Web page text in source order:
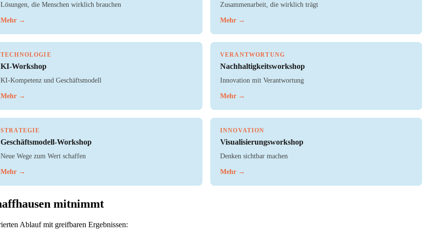
Lösungen, die Menschen wirklich brauchen
Mehr →
Zusammenarbeit, die wirklich trägt
Mehr →
TECHNOLOGIE
KI-Workshop
KI-Kompetenz und Geschäftsmodell
Mehr →
VERANTWORTUNG
Nachhaltigkeitsworkshop
Innovation mit Verantwortung
Mehr →
STRATEGIE
Geschäftsmodell-Workshop
Neue Wege zum Wert schaffen
Mehr →
INNOVATION
Visualisierungsworkshop
Denken sichtbar machen
Mehr →
mitnimmt
Ablauf mit greifbaren Ergebnissen: